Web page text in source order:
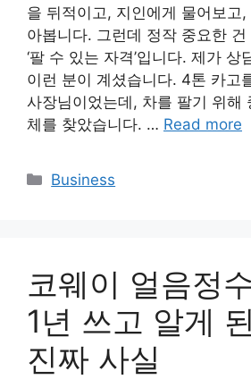
을 뒤적이고, 지인에게 물어보고
아봅니다. 그런데 정작 중요한
‘팔 수 있는 자격’입니다. 제가 상
이런 분이 계셨습니다. 4톤 카고
사장님이었는데, 차를 팔기 위해
체를 찾았습니다. … Read more
Categories
Business
코웨이 얼음정
1년 쓰고 알게
진짜 사실